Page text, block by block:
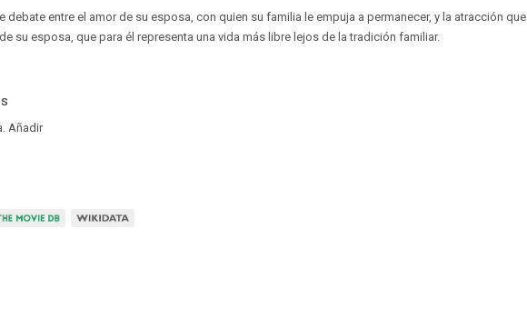
debate entre el amor de su esposa, con quien su familia le empuja a permanecer, y la atracción que
su esposa, que para él representa una vida más libre lejos de la tradición familiar.
Añadir